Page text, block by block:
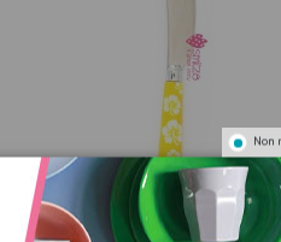
Non